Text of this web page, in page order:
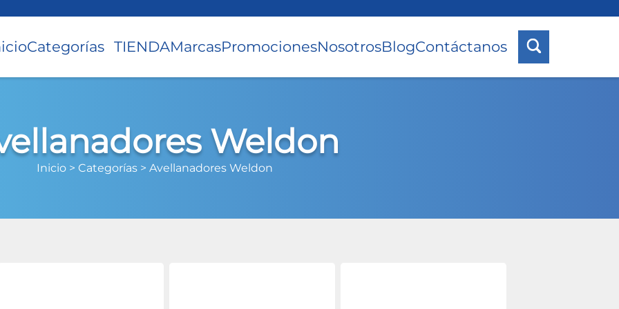
Categorías TIENDAMarcasPromocionesNosotrosBlogContáctanos
Weldon
Inicio > Categorías > Avellanadores Weldon